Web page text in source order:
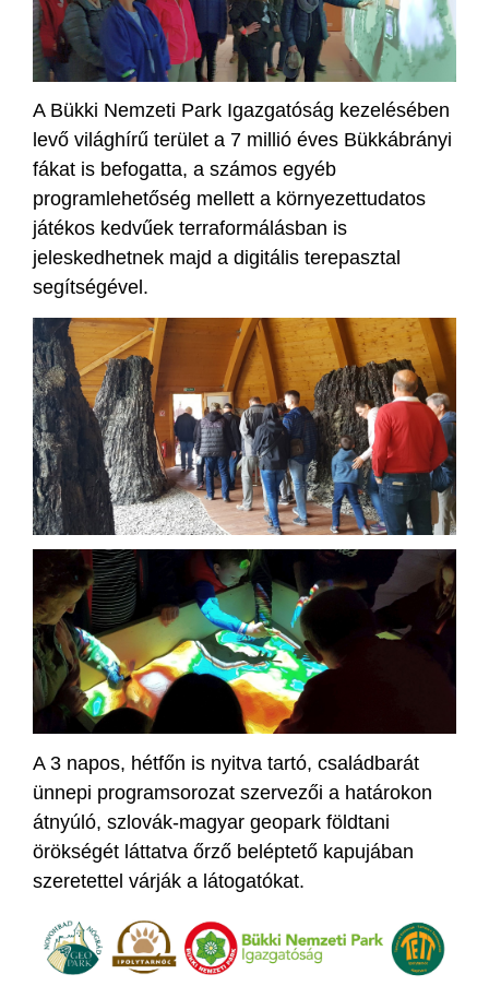
A Bükki Nemzeti Park Igazgatóság kezelésében
levő világhírű terület a 7 millió éves Bükkábrányi
fákat is befogatta, a számos egyéb
programlehetőség mellett a környezettudatos
játékos kedvűek terraformálásban is
jeleskedhetnek majd a digitális terepasztal
segítségével.
A 3 napos, hétfőn is nyitva tartó, családbarát
ünnepi programsorozat szervezői a határokon
átnyúló, szlovák-magyar geopark földtani
örökségét láttatva őrző beléptető kapujában
szeretettel várják a látogatókat.